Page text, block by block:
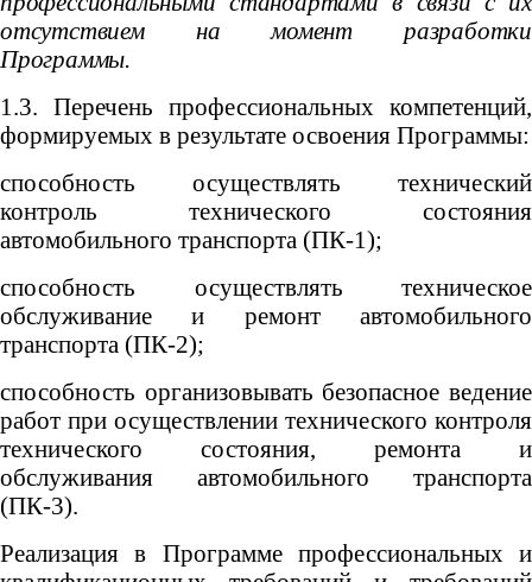
отсутствием на момент разработки
Программы.
1.3. Перечень профессиональных компетенций,
формируемых в результате освоения Программы:
способность осуществлять технический
контроль технического состояния
автомобильного транспорта (ПК-1);
способность осуществлять техническое
обслуживание и ремонт автомобильного
транспорта (ПК-2);
способность организовывать безопасное ведение
работ при осуществлении технического контроля
технического состояния, ремонта и
обслуживания автомобильного транспорта
(ПК-3).
Реализация в Программе профессиональных и